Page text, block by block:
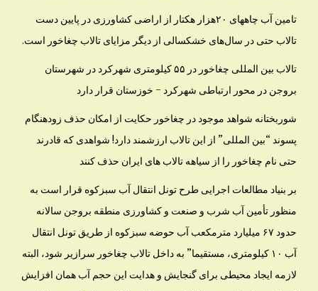
تامین آب چاههای ۲۰هزار هکتار از اراضی کشاورزی در پایین دست
تالاب حتی در سال‌های خشکسالی از دیگر مزایای تالاب چغاخور است.
تالاب بین المللی چغاخور در ۵۵ کیلومتری شهرکرد در شهرستان
بروجن در محور ارتباطی شهرکرد – خوزستان قرار دارد
شوربختانه شواهد موجود در چغاخور حکایت از امکان حذف زودهنگام
پسوند “بین المللی” از این تالاب ارزشمند دارد! شواهدی که قادرند
حتی نام چغاخور را از سیاهه تالاب های ایران حذف کنند
بر بنیاد مطالعات اجرایی طرح تونل انتقال آب سبزکوه قرار است به
منظور تأمین آب شرب و صنعت و کشاورزی منطقه بروجن سالانه
حدود ۶۷ میلیارد مترمکعب آب حوضه سبزکوه از طریق تونل انتقال
آب ۱۰ کیلومتری، مستقیما” به داخل تالاب چغاخور سرازیر شود، البته
لازمه ایجاد محیطی برای گنجایش و هدایت این حجم آب همان افزایش